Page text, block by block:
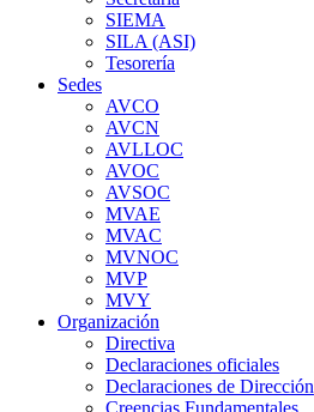
SIEMA
SILA (ASI)
Tesorería
Sedes
AVCO
AVCN
AVLLOC
AVOC
AVSOC
MVAE
MVAC
MVNOC
MVP
MVY
Organización
Directiva
Declaraciones oficiales
Declaraciones de Dirección
Creencias Fundamentales